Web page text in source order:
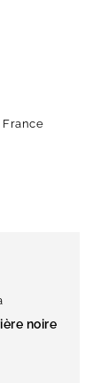
France
noire